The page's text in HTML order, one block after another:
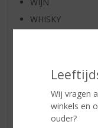
Wij vragen
winkels en
ouder?
WIJN
WHISKY
GEDISTILLEERD
KANT EN KLAAR
FRISDRANK